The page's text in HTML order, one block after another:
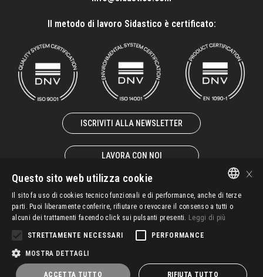
Il metodo di lavoro Sidastico è certificato:
ISCRIVITI ALLA NEWSLETTER
LAVORA CON NOI
© 2025 – SIDASTICO SPA UNIPERSONALE – P. IVA 02931940247
ITALIAN
DE-DE
×
Questo sito web utilizza cookie
Il sito fa uso di cookies tecnico funzionali e di performance, anche di terze
parti. Puoi liberamente conferire, rifiutare o revocare il consenso a tutti o
alcuni dei trattamenti facendo click sui pulsanti presenti. Leggi di più
STRETTAMENTE NECESSARI PERFORMANCE
MOSTRA DETTAGLI
ACCETTA TUTTO RIFIUTA TUTTO